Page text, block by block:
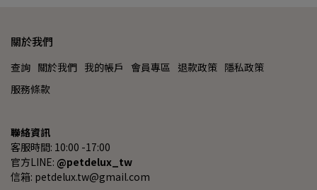
關於我們
查詢 關於我們 我的帳戶 會員專區 退款政策 隱私政策
服務條款
聯絡資訊
客服時間: 10:00 -17:00
官方LINE: @petdelux_tw
信箱: petdelux.tw@gmail.com